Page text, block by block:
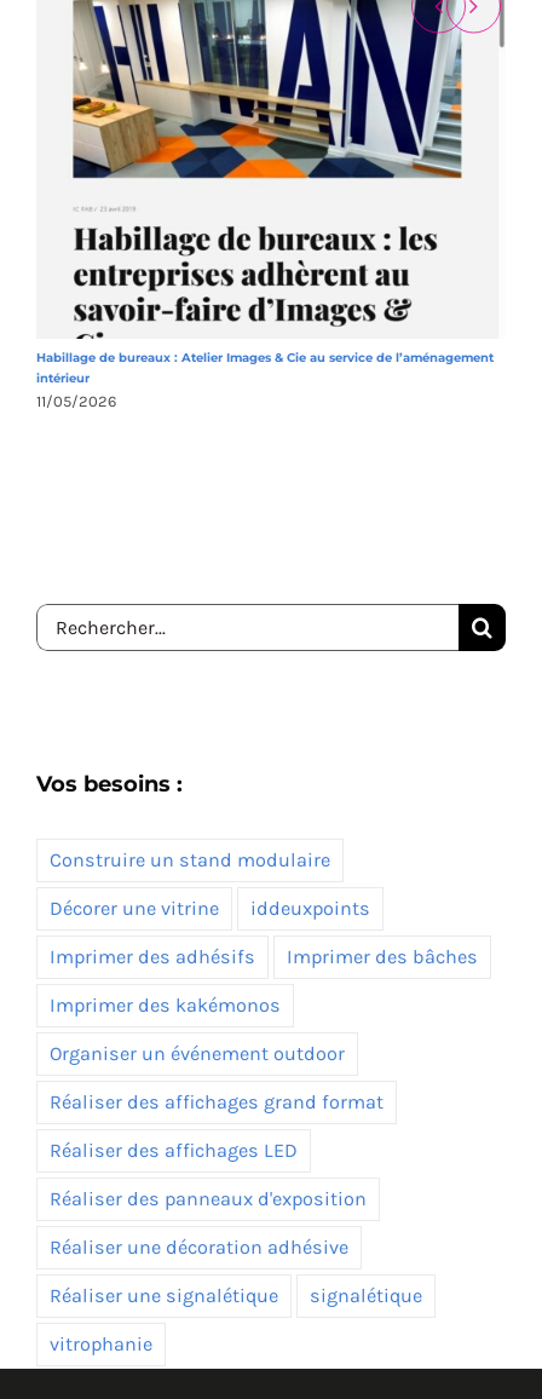
Habillage de bureaux : Atelier Images & Cie au service de l’aménagement
intérieur
11/05/2026
Rechercher:
Vos besoins :
Construire un stand modulaire
Décorer une vitrine iddeuxpoints
Imprimer des adhésifs Imprimer des bâches
Imprimer des kakémonos
Organiser un événement outdoor
Réaliser des affichages grand format
Réaliser des affichages LED
Réaliser des panneaux d'exposition
Réaliser une décoration adhésive
Réaliser une signalétique signalétique
vitrophanie